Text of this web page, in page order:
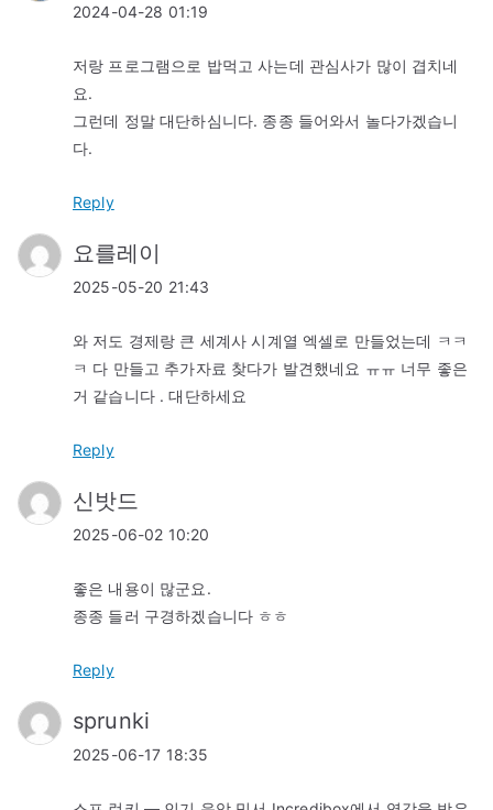
2024-04-28 01:19
저랑 프로그램으로 밥먹고 사는데 관심사가 많이 겹치네
요.
그런데 정말 대단하심니다. 종종 들어와서 놀다가겠습니
다.
Reply
요를레이
2025-05-20 21:43
와 저도 경제랑 큰 세계사 시계열 엑셀로 만들었는데 ㅋㅋ
ㅋ 다 만들고 추가자료 찾다가 발견했네요 ㅠㅠ 너무 좋은
거 같습니다 . 대단하세요
Reply
신밧드
2025-06-02 10:20
좋은 내용이 많군요.
종종 들러 구경하겠습니다 ㅎㅎ
Reply
sprunki
2025-06-17 18:35